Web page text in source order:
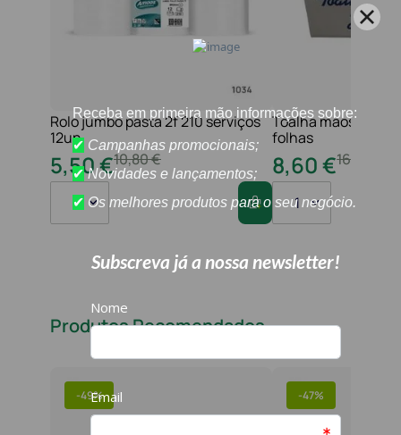
Rolo jumbo pasta 2f 210 serviços
12un
10,80€
5,50€
1
Toalha maos 2f
folhas
16
8,60€
1
Produtos Recomendados
-49% -47%